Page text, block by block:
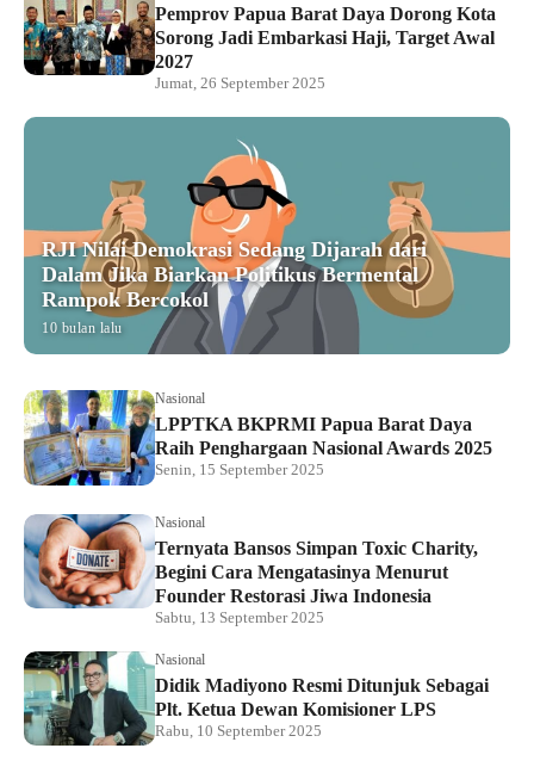
Pemprov Papua Barat Daya Dorong Kota
Sorong Jadi Embarkasi Haji, Target Awal
2027
Jumat, 26 September 2025
RJI Nilai Demokrasi Sedang Dijarah dari
Dalam Jika Biarkan Politikus Bermental
Rampok Bercokol
10 bulan lalu
Nasional
LPPTKA BKPRMI Papua Barat Daya
Raih Penghargaan Nasional Awards 2025
Senin, 15 September 2025
Nasional
Ternyata Bansos Simpan Toxic Charity,
Begini Cara Mengatasinya Menurut
Founder Restorasi Jiwa Indonesia
Sabtu, 13 September 2025
Nasional
Didik Madiyono Resmi Ditunjuk Sebagai
Plt. Ketua Dewan Komisioner LPS
Rabu, 10 September 2025